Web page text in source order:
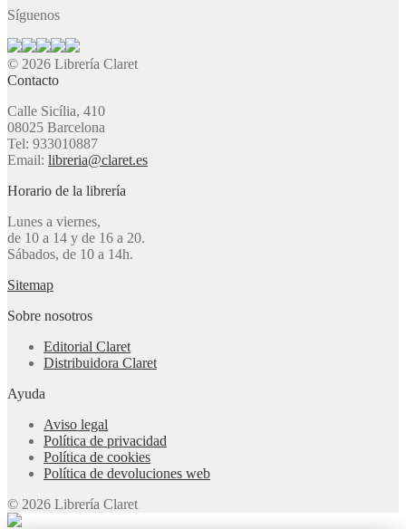
Síguenos
© 2026 Librería Claret
Contacto
Calle Sicília, 410
08025 Barcelona
Tel: 933010887
Email: libreria@claret.es
Horario de la librería
Lunes a viernes,
de 10 a 14 y de 16 a 20.
Sábados, de 10 a 14h.
Sitemap
Sobre nosotros
Editorial Claret
Distribuidora Claret
Ayuda
Aviso legal
Política de privacidad
Política de cookies
Política de devoluciones web
© 2026 Librería Claret